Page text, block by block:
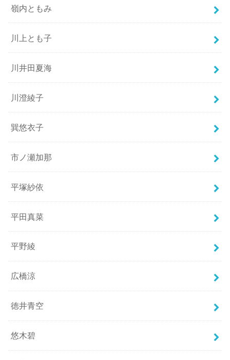
嶺内ともみ
川上とも子
川井田夏海
川澄綾子
巽悠衣子
市ノ瀬加那
平塚紗依
平田真菜
平野綾
広橋涼
徳井青空
悠木碧